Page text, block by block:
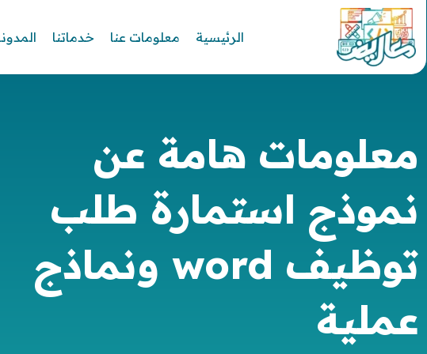
الرئيسية معلومات عنا خدماتنا
معلومات هامة عن
نموذج استمارة طلب
توظيف word ونماذج
عملية